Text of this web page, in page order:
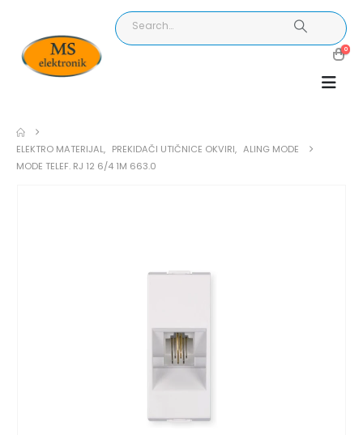
0
ELEKTRO MATERIJAL, PREKIDAČI UTIČNICE OKVIRI, ALING MODE
MODE TELEF. RJ 12 6/4 1M 663.0